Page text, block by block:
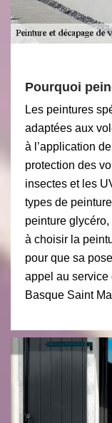
Pourquoi
Les peintures
adaptées aux
à l’application
protection des
insectes et les
types de
peinture
à choisir la
pour que sa
appel au service
Basque Saint